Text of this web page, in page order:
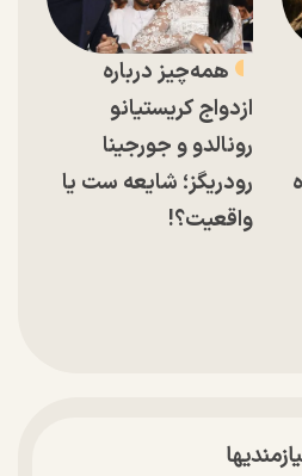
همه‌چیز درباره
ازدواج کریستیانو
رونالدو و جورجینا
رودریگز؛ شایعه ست یا
واقعیت؟!